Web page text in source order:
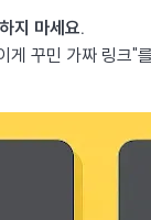
지 마세요.
꾸민 가짜 링크"